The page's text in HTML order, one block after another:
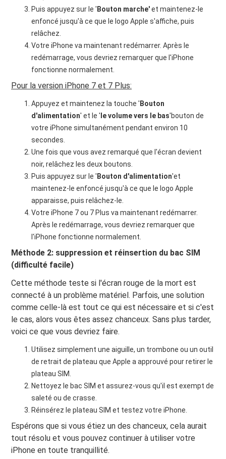
Puis appuyez sur le ' Bouton marche'et maintenez-le
enfoncé jusqu'à ce que le logo Apple s'affiche, puis
relâchez.
Votre iPhone va maintenant redémarrer. Après le
redémarrage, vous devriez remarquer que l'iPhone
fonctionne normalement.
Pour la version iPhone 7 et 7 Plus:
Appuyez et maintenez la touche ' Bouton
d'alimentation' et le ' le volume vers le bas'bouton de
votre iPhone simultanément pendant environ 10
secondes.
Une fois que vous avez remarqué que l'écran devient
noir, relâchez les deux boutons.
Puis appuyez sur le ' Bouton d'alimentation'et
maintenez-le enfoncé jusqu'à ce que le logo Apple
apparaisse, puis relâchez-le.
Votre iPhone 7 ou 7 Plus va maintenant redémarrer.
Après le redémarrage, vous devriez remarquer que
l'iPhone fonctionne normalement.
Méthode 2: suppression et réinsertion du bac SIM
(difficulté facile)
Cette méthode teste si l'écran rouge de la mort est
connecté à un problème matériel. Parfois, une solution
comme celle-là est tout ce qui est nécessaire et si c'est
le cas, alors vous êtes assez chanceux. Sans plus tarder,
voici ce que vous devriez faire.
Utilisez simplement une aiguille, un trombone ou un outil
de retrait de plateau que Apple a approuvé pour retirer le
plateau SIM.
Nettoyez le bac SIM et assurez-vous qu'il est exempt de
saleté ou de crasse.
Réinsérez le plateau SIM et testez votre iPhone.
Espérons que si vous étiez un des chanceux, cela aurait
tout résolu et vous pouvez continuer à utiliser votre
iPhone en toute tranquillité.